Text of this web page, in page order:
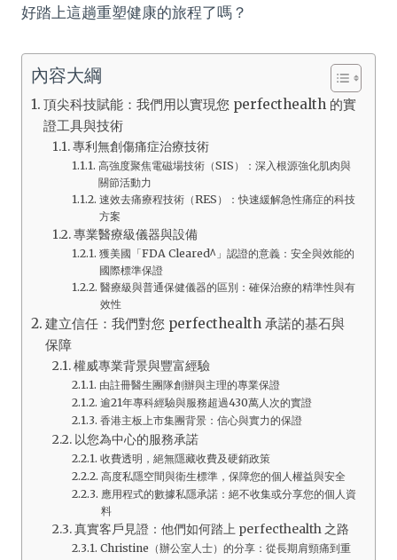
好踏上這趟重塑健康的旅程了嗎？
內容大綱
頂尖科技賦能：我們用以實現您 perfecthealth 的實
證工具與技術
專利無創傷痛症治療技術
高強度聚焦電磁場技術（SIS）：深入根源強化肌肉與
關節活動力
速效去痛療程技術（RES）：快速緩解急性痛症的科技
方案
專業醫療級儀器與設備
獲美國「FDA Cleared^」認證的意義：安全與效能的
國際標準保證
醫療級與普通保健儀器的區別：確保治療的精準性與有
效性
建立信任：我們對您 perfecthealth 承諾的基石與
保障
權威專業背景與豐富經驗
由註冊醫生團隊創辦與主理的專業保證
逾21年專科經驗與服務超過430萬人次的實證
香港主板上市集團背景：信心與實力的保證
以您為中心的服務承諾
收費透明，絕無隱藏收費及硬銷政策
高度私隱空間與衛生標準，保障您的個人權益與安全
應用程式的數據私隱承諾：絕不收集或分享您的個人資
料
真實客戶見證：他們如何踏上 perfecthealth 之路
Christine（辦公室人士）的分享：從長期肩頸痛到重